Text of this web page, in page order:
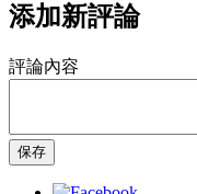
添加新評論
評論內容
保存